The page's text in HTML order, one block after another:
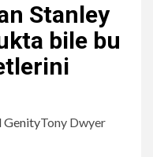
Stanley
bile bu
GenityTony Dwyer